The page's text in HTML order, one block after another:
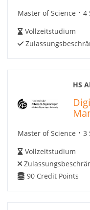
Master of Science
4
Vollzeitstudium
HS
Master of Science
3
Vollzeitstudium
90 Credit Points